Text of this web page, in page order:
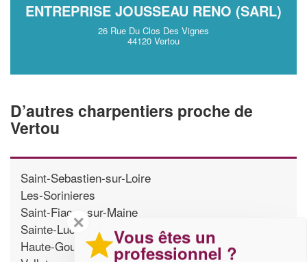
ENTREPRISE JOUSSEAU RENO (SARL)
26 Rue Du Clos Des Vignes
44120 Vertou
D’autres charpentiers proche de
Vertou
Saint-Sebastien-sur-Loire
Les-Sorinieres
Saint-Fiacre-sur-Maine
Sainte-Luce-sur-Loire
Haute-Goulaine
✕
Vous êtes un
professionnel ?